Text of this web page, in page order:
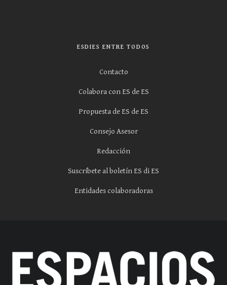
ESDIES ENTRE TODOS
Contacto
Colabora con ES de ES
Propuesta de ES de ES
Consejo Asesor
Redacción
Suscríbete al boletín ES di ES
Entidades colaboradoras